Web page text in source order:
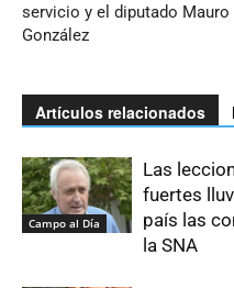
servicio y el diputado Mauro
González
Artículos relacionados
Campo al Día
Las
fuertes
país las
la SNA